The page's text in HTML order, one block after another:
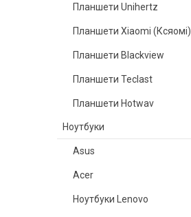
Планшети Unihertz
Планшети Xiaomi (Ксяомі)
Планшети Blackview
Планшети Teclast
Планшети Hotwav
Ноутбуки
Asus
Acer
Ноутбуки Lenovo